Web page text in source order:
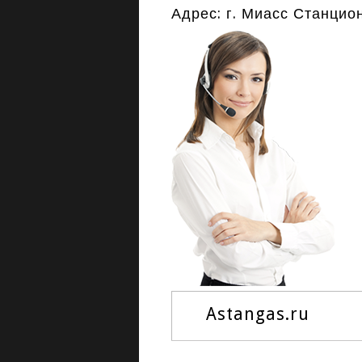
Адрес: г. Миасс
Astangas.ru